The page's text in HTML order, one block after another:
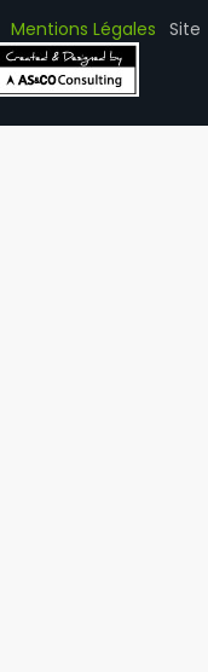
Mentions Légales Site